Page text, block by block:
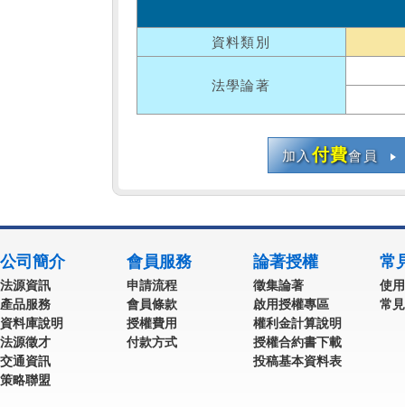
資料類別
法學論著
加入付費會員
公司簡介
法源資訊
產品服務
資料庫說明
法源徵才
交通資訊
策略聯盟
會員服務
申請流程
會員條款
授權費用
付款方式
論著授權
徵集論著
啟用授權專區
權利金計算說明
授權合約書下載
投稿基本資料表
常
使
常